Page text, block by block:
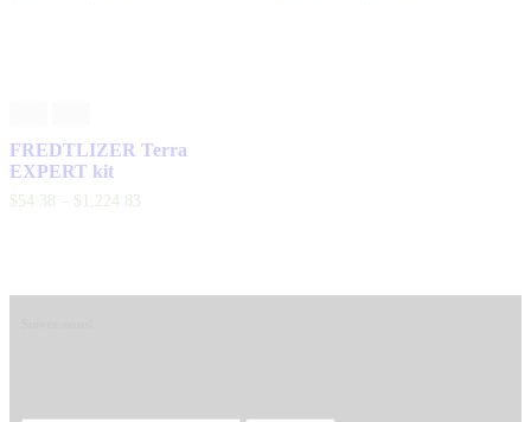
FREDTLIZER Terra
EXPERT kit
$54. 38 $ 1,224. 83